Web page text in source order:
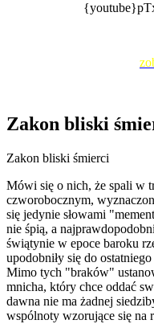
Zakon bliski
Zakon bliski śmierci
Mówi się o nich, że spali w
czworobocznym,
się jedynie słowami
nie śpią, a
świątynie w epoce baroku
upodobniły się do
Mimo tych "braków"
mnicha, który chce oddać
dawna nie ma żadnej
wspólnoty wzorujące się na